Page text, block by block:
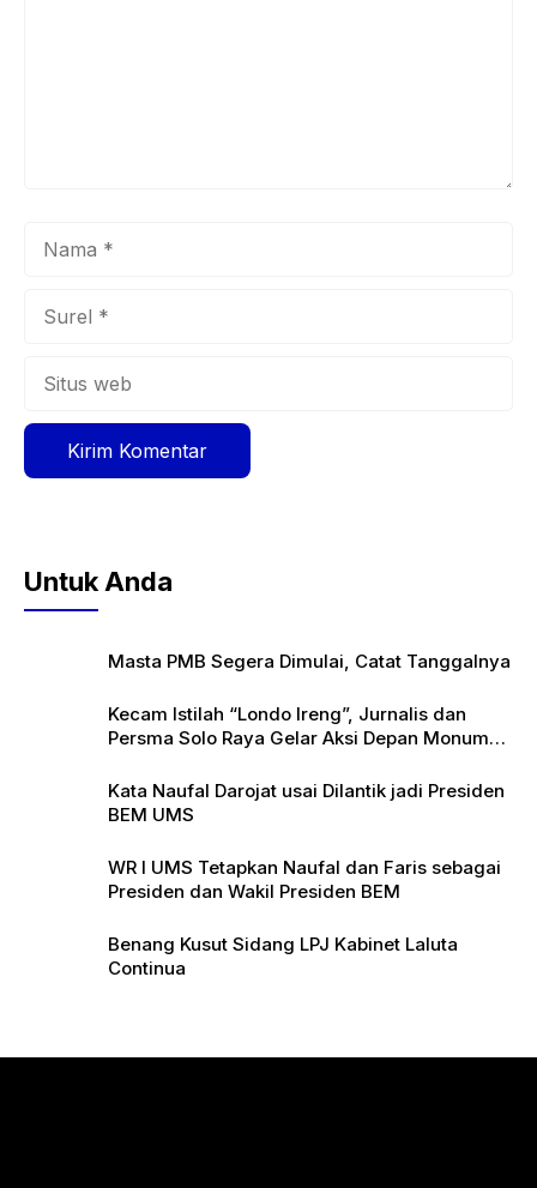
Untuk Anda
Masta PMB Segera Dimulai, Catat Tanggalnya
Kecam Istilah “Londo Ireng”, Jurnalis dan
Persma Solo Raya Gelar Aksi Depan Monumen
Kata Naufal Darojat usai Dilantik jadi Presiden
BEM UMS
WR I UMS Tetapkan Naufal dan Faris sebagai
Presiden dan Wakil Presiden BEM
Benang Kusut Sidang LPJ Kabinet Laluta
Continua